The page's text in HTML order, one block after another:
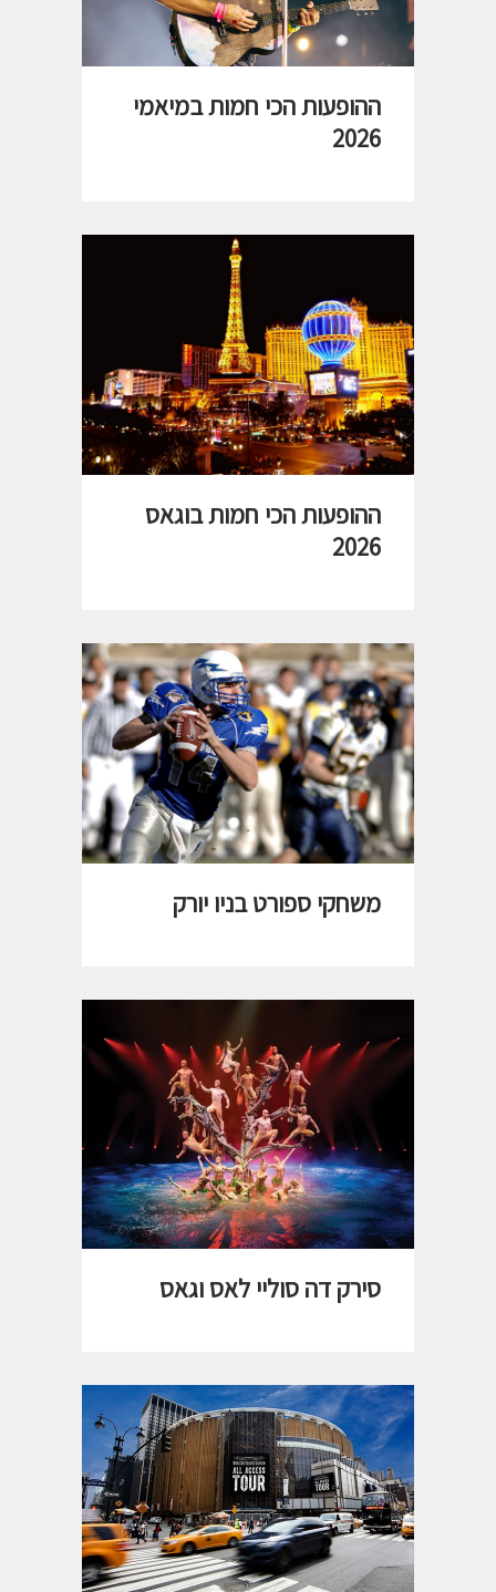
ההופעות הכי חמות במיאמי
2026
ההופעות הכי חמות בוגאס
2026
משחקי ספורט בניו יורק
סירק דה סוליי לאס וגאס